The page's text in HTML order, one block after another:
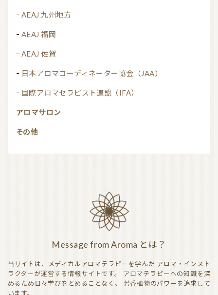
AEAJ 九州地方
AEAJ 福岡
AEAJ 佐賀
日本アロマコーディネーター協会（JAA）
国際アロマセラピスト連盟（IFA）
アロマサロン
その他
Message from Aroma とは？
当サイトは、メディカルアロマテラピーを学んだ アロマ・インスト
ラクターが運営する情報サイトです。
アロマテラピーへの知識を深
めるため日々学びをとめることなく、
芳香植物のパワーを追求して
います。